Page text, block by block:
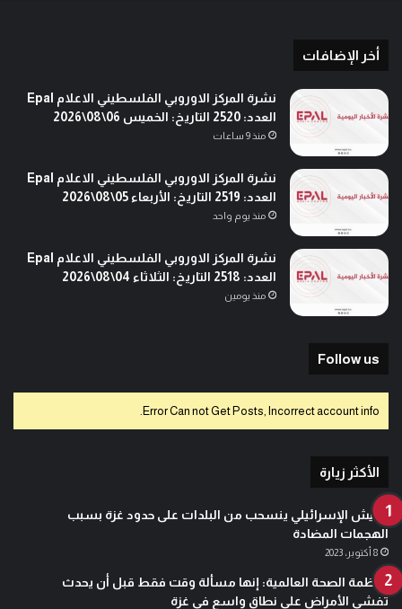
أخر الإضافات
نشرة المركز الاوروبي الفلسطيني الاعلام Epal
العدد: 2520 التاريخ: الخميس 06\08\2026
منذ 9 ساعات
نشرة المركز الاوروبي الفلسطيني الاعلام Epal
العدد: 2519 التاريخ: الأربعاء 05\08\2026
منذ يوم واحد
نشرة المركز الاوروبي الفلسطيني الاعلام Epal
العدد: 2518 التاريخ: الثلاثاء 04\08\2026
منذ يومين
Follow us
Error Can not Get Posts, Incorrect account info.
الأكثر زيارة
الجيش الإسرائيلي ينسحب من البلدات على حدود غزة بسبب
الهجمات المضادة
8 أكتوبر، 2023
منظمة الصحة العالمية: إنها مسألة وقت فقط قبل أن يحدث
تفشي الأمراض على نطاق واسع في غزة